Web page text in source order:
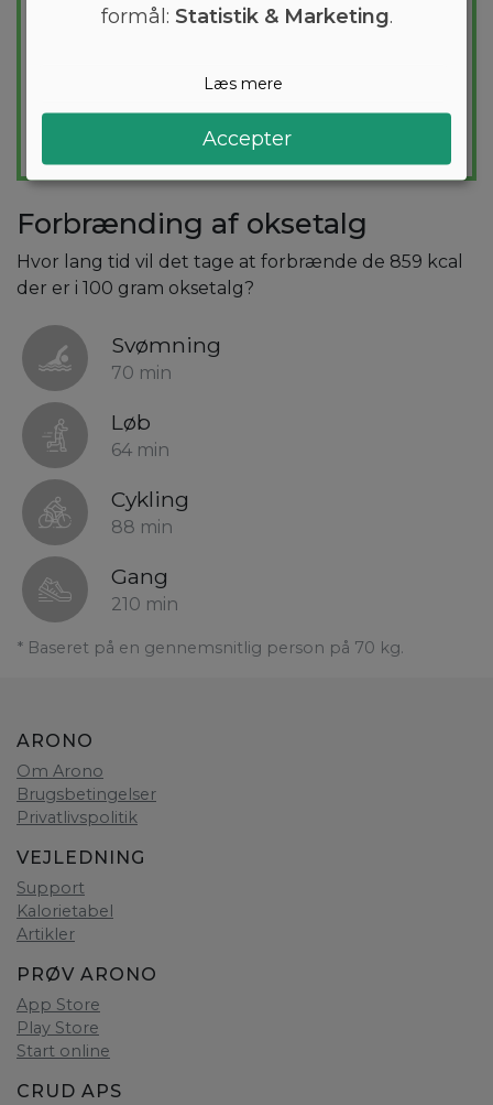
Forbrænding af oksetalg
Hvor lang tid vil det tage at forbrænde de 859 kcal
der er i 100 gram oksetalg?
Svømning
70 min
Løb
64 min
Cykling
88 min
Gang
210 min
* Baseret på en gennemsnitlig person på 70 kg.
ARONO
Om Arono
Brugsbetingelser
Privatlivspolitik
VEJLEDNING
Support
Kalorietabel
Artikler
PRØV ARONO
App Store
Play Store
Start online
CRUD APS
formål: Statistik & Marketing.
Læs mere
Accepter